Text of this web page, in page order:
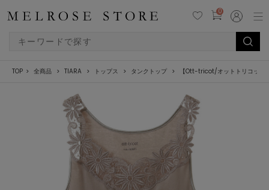
0
TOP 全商品 TIARA トップス タンクトップ 【Ott-tricot/オットトリコット